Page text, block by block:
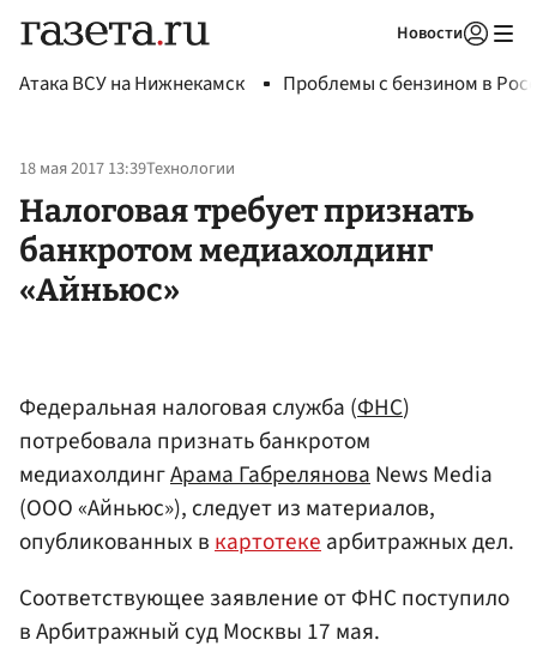
Новости
Атака ВСУ на Нижнекамск Проблемы с бензином в
18 мая 2017 13:39Технологии
Налоговая требует признать
банкротом медиахолдинг
«Айньюс»
Федеральная налоговая служба (ФНС)
потребовала признать банкротом
медиахолдингАрама ГабреляноваNews Media
(ООО «Айньюс»), следует из материалов,
опубликованных вкартотекеарбитражных дел.
Соответствующее заявление от ФНС поступило
в Арбитражный суд Москвы 17 мая.